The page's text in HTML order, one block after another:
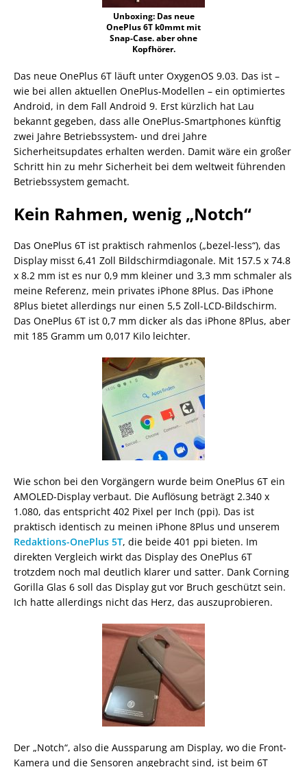
Unboxing: Das neue
OnePlus 6T k0mmt mit
Snap-Case. aber ohne
Kopfhörer.
Das neue OnePlus 6T läuft unter OxygenOS 9.03. Das ist –
wie bei allen aktuellen OnePlus-Modellen – ein optimiertes
Android, in dem Fall Android 9. Erst kürzlich hat Lau
bekannt gegeben, dass alle OnePlus-Smartphones künftig
zwei Jahre Betriebssystem- und drei Jahre
Sicherheitsupdates erhalten werden. Damit wäre ein großer
Schritt hin zu mehr Sicherheit bei dem weltweit führenden
Betriebssystem gemacht.
Kein Rahmen, wenig „Notch“
Das OnePlus 6T ist praktisch rahmenlos („bezel-less“), das
Display misst 6,41 Zoll Bildschirmdiagonale. Mit 157.5 x 74.8
x 8.2 mm ist es nur 0,9 mm kleiner und 3,3 mm schmaler als
meine Referenz, mein privates iPhone 8Plus. Das iPhone
8Plus bietet allerdings nur einen 5,5 Zoll-LCD-Bildschirm.
Das OnePlus 6T ist 0,7 mm dicker als das iPhone 8Plus, aber
mit 185 Gramm um 0,017 Kilo leichter.
Wie schon bei den Vorgängern wurde beim OnePlus 6T ein
AMOLED-Display verbaut. Die Auflösung beträgt 2.340 x
1.080, das entspricht 402 Pixel per Inch (ppi). Das ist
praktisch identisch zu meinen iPhone 8Plus und unserem
Redaktions-OnePlus 5T, die beide 401 ppi bieten. Im
direkten Vergleich wirkt das Display des OnePlus 6T
trotzdem noch mal deutlich klarer und satter. Dank Corning
Gorilla Glas 6 soll das Display gut vor Bruch geschützt sein.
Ich hatte allerdings nicht das Herz, das auszuprobieren.
Der „Notch“, also die Aussparung am Display, wo die Front-
Kamera und die Sensoren angebracht sind, ist beim 6T